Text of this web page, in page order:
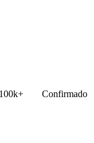
100k+ Confirmado